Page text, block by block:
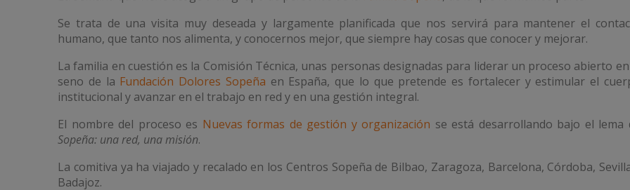
Se trata de una visita muy deseada y largamente planificada que nos servirá para mantener el
humano, que tanto nos alimenta, y conocernos mejor, que siempre hay cosas que conocer y mejorar.
La familia en cuestión es la Comisión Técnica, unas personas designadas para liderar un proceso abierto
seno de la Fundación Dolores Sopeña en España, que lo que pretende es fortalecer y estimular el
institucional y avanzar en el trabajo en red y en una gestión integral.
El nombre del proceso es Nuevas formas de gestión y organización se está desarrollando bajo el lema
Sopeña: una red, una misión.
La comitiva ya ha viajado y recalado en los Centros Sopeña de Bilbao, Zaragoza, Barcelona, Córdoba,
Badajoz.